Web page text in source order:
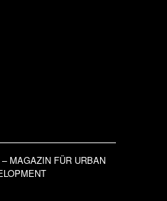
MAGAZIN FÜR URBAN